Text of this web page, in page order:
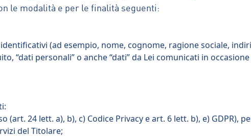
le modalità e per le finalità seguenti:
(ad esempio, nome, cognome, ragione sociale,
“dati personali” o anche “dati” da Lei comunicati in
(art. 24 lett. a), b), c) Codice Privacy e art. 6 lett. b), e) GDPR),
del Titolare;